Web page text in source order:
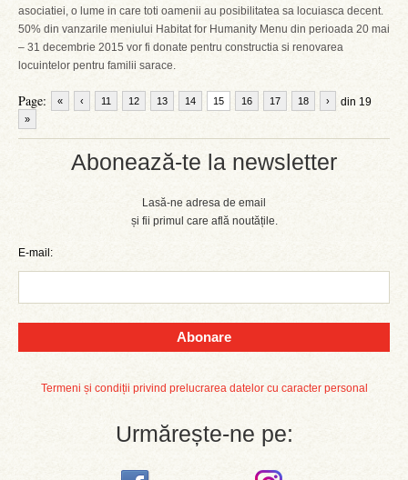
Abonează-te la newsletter
Lasă-ne adresa de email
și fii primul care află noutățile.
E-mail:
Abonare
Termeni și condiții privind prelucrarea datelor cu caracter personal
Urmărește-ne pe:
asociatiei, o lume in care toti oamenii au posibilitatea sa locuiasca decent.
50% din vanzarile meniului Habitat for Humanity Menu din perioada 20 mai
– 31 decembrie 2015 vor fi donate pentru constructia si renovarea
locuintelor pentru familii sarace.
Page: « ‹ 11 12 13 14 15 16 17 18 din 19
›
»